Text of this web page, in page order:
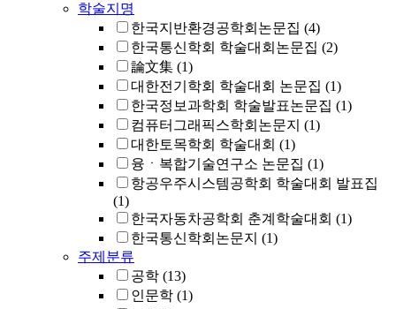
학술지명
한국지반환경공학회논문집 (4)
한국통신학회 학술대회논문집 (2)
論文集 (1)
대한전기학회 학술대회 논문집 (1)
한국정보과학회 학술발표논문집 (1)
컴퓨터그래픽스학회논문지 (1)
대한토목학회 학술대회 (1)
융ㆍ복합기술연구소 논문집 (1)
항공우주시스템공학회 학술대회 발표집
(1)
한국자동차공학회 춘계학술대회 (1)
한국통신학회논문지 (1)
주제분류
공학 (13)
인문학 (1)